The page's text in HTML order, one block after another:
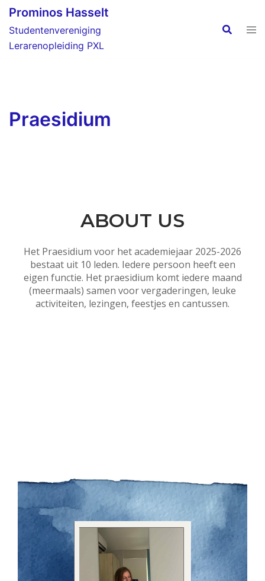
Skip
content
Prominos Hasselt
Studentenvereniging
Lerarenopleiding PXL
Praesidium
ABOUT US
Het Praesidium voor het academiejaar 2025-2026
bestaat uit 10 leden. Iedere persoon heeft een
eigen functie. Het praesidium komt iedere maand
(meermaals) samen voor vergaderingen, leuke
activiteiten, lezingen, feestjes en cantussen.